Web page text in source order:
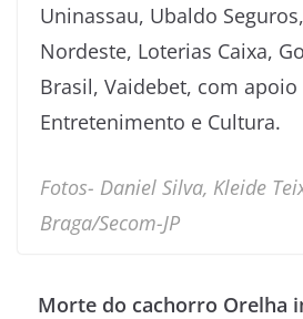
Uninassau, Ubaldo
Nordeste, Loterias Caixa,
Brasil, Vaidebet, com
Entretenimento e Cultura.
Fotos- Daniel Silva, Kleide
Braga/Secom-JP
Morte do cachorro Orelha